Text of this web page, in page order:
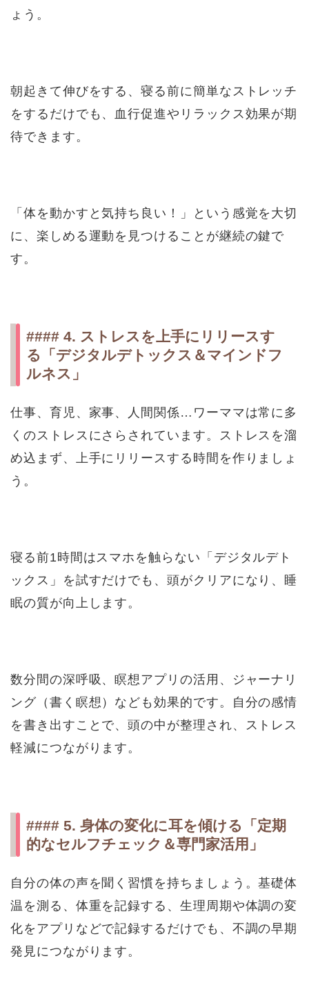
ょう。
朝起きて伸びをする、寝る前に簡単なストレッチ
をするだけでも、血行促進やリラックス効果が期
待できます。
「体を動かすと気持ち良い！」という感覚を大切
に、楽しめる運動を見つけることが継続の鍵で
す。
#### 4. ストレスを上手にリリースす
る「デジタルデトックス＆マインドフ
ルネス」
仕事、育児、家事、人間関係…ワーママは常に多
くのストレスにさらされています。ストレスを溜
め込まず、上手にリリースする時間を作りましょ
う。
寝る前1時間はスマホを触らない「デジタルデト
ックス」を試すだけでも、頭がクリアになり、睡
眠の質が向上します。
数分間の深呼吸、瞑想アプリの活用、ジャーナリ
ング（書く瞑想）なども効果的です。自分の感情
を書き出すことで、頭の中が整理され、ストレス
軽減につながります。
#### 5. 身体の変化に耳を傾ける「定期
的なセルフチェック＆専門家活用」
自分の体の声を聞く習慣を持ちましょう。基礎体
温を測る、体重を記録する、生理周期や体調の変
化をアプリなどで記録するだけでも、不調の早期
発見につながります。